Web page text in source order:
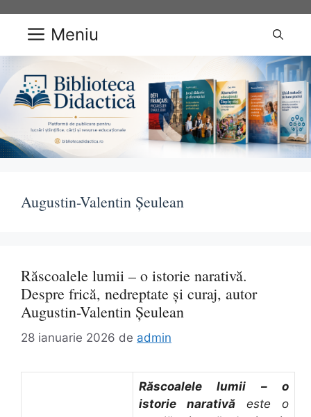
conținut Meniu
Augustin-Valentin Șeulean
Răscoalele lumii – o istorie narativă.
Despre frică, nedreptate și curaj, autor
Augustin-Valentin Șeulean
28 ianuarie 2026 de admin
Răscoalele lumii – o
istorie narativă este o